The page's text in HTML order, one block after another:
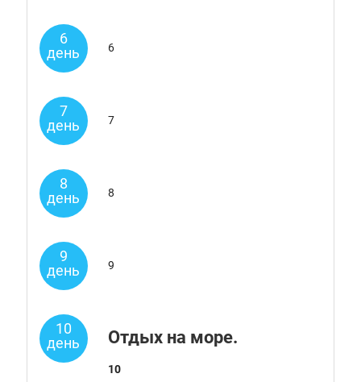
6
день
6
7
день
7
8
день
8
9
день
9
10
день
Отдых на море.
10